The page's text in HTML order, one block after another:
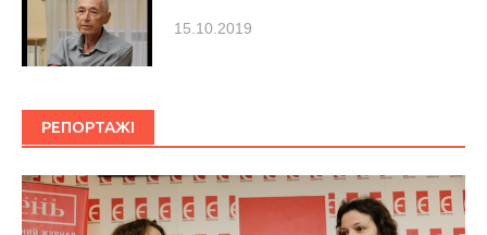
15.10.2019
РЕПОРТАЖІ